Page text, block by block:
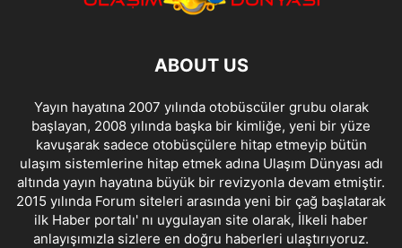
ABOUT US
Yayın hayatına 2007 yılında otobüscüler grubu olarak
başlayan, 2008 yılında başka bir kimliğe, yeni bir yüze
kavuşarak sadece otobüsçülere hitap etmeyip bütün
ulaşım sistemlerine hitap etmek adına Ulaşım Dünyası adı
altında yayın hayatına büyük bir revizyonla devam etmiştir.
2015 yılında Forum siteleri arasında yeni bir çağ başlatarak
ilk Haber portalı' nı uygulayan site olarak, İlkeli haber
anlayışımızla sizlere en doğru haberleri ulaştırıyoruz.